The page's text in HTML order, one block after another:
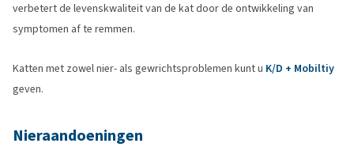
verbetert de levenskwaliteit van de kat door de ontwikkeling van
symptomen af te remmen.
Katten met zowel nier- als gewrichtsproblemen kunt u K/D + Mobiltiy
geven.
Nieraandoeningen